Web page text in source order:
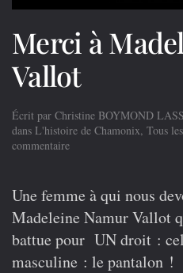
Merci à
Vallot
Écrit par Christine BOYMOND
dans L'histoire de Chamonix, Tous
commentairesur
Madeleine
Namur
Vallot
Une femme à qui nous
Madeleine Namur Vallot
battue pour UNdroit :
masculine : le pantalon !